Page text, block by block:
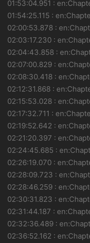
01:53:04.951 :
01:54:25.115 :
02:00:53.878 :
02:03:17.230 :
02:04:43.858 :
02:07:00.829 :
02:08:30.418 :
02:12:31.868 :
02:15:53.028 :
02:17:32.711 :
02:19:52.642 :
02:21:20.397 :
02:24:45.685 :
02:26:19.070 :
02:28:09.723 :
02:28:46.259 :
02:30:31.823 :
02:31:44.187 :
02:32:36.489 :
02:36:52.162 :